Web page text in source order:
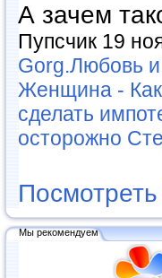
А зачем
Пупсчик 19
Gorg.Любовь
Женщина -
сделать
осторожно
Мы рекомендуем